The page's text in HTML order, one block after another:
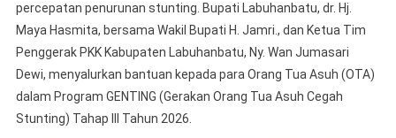
Dan
Wakil
Bupati
percepatan penurunan stunting. Bupati Labuhanbatu, dr. Hj.
Maya Hasmita, bersama Wakil Bupati H. Jamri., dan Ketua Tim
Penggerak PKK Kabupaten Labuhanbatu, Ny. Wan Jumasari
Dewi, menyalurkan bantuan kepada para Orang Tua Asuh (OTA)
dalam Program GENTING (Gerakan Orang Tua Asuh Cegah
Stunting) Tahap III Tahun 2026.